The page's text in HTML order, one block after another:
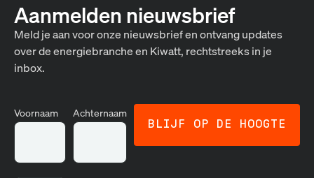
Aanmelden nieuwsbrief
Meld je aan voor onze nieuwsbrief en ontvang updates
over de energiebranche en Kiwatt, rechtstreeks in je
inbox.
Voornaam Achternaam